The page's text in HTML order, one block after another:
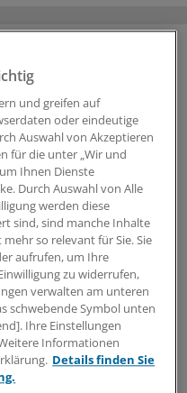
für die
kann man auch
an
ist und was es
Dr.Lars Lindenauim
fürs MVZ
und greifen auf
oder eindeutige
Auswahl von Akzeptieren
für die unter „Wir und
Ihnen Dienste
Durch Auswahl von Alle
werden diese
sind, sind manche Inhalte
so relevant für Sie. Sie
aufrufen, um Ihre
zu widerrufen,
verwalten am unteren
schwebende Symbol unten
Ihre Einstellungen
Informationen
Details finden Sie